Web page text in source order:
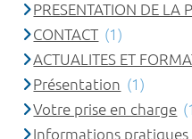
PRESENTATION DE LA
CONTACT (1)
ACTUALITES ET
Présentation (1)
Votre prise en charge
Informations pratiques